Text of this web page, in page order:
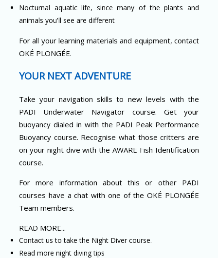
Nocturnal aquatic life, since many of the plants and
animals you'll see are different
For all your learning materials and equipment, contact
OKÉ PLONGÉE.
YOUR NEXT ADVENTURE
Take your navigation skills to new levels with the
PADI Underwater Navigator course. Get your
buoyancy dialed in with the PADI Peak Performance
Buoyancy course. Recognise what those critters are
on your night dive with the AWARE Fish Identification
course.
For more information about this or other PADI
courses have a chat with one of the OKÉ PLONGÉE
Team members.
READ MORE...
Contact us to take the Night Diver course.
Read more night diving tips